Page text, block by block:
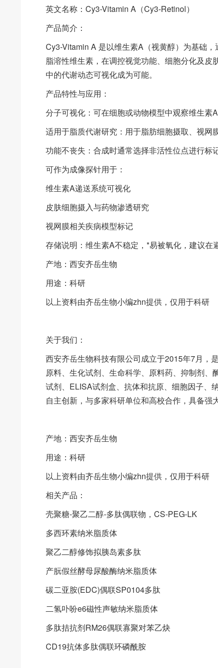
英文名称：Cy3-Vitamin A（Cy3-Retinol）
产品简介：
Cy3-Vitamin A 是以维生素A（视黄醇）为基础
脂溶性维生素，在调控视觉功能、细胞分化及
中的代谢动态可视化成为可能。
产品特性与应用：
分子可视化：可在细胞或动物模型中观察维生素
适用于脂质代谢研究：用于脂肪细胞摄取、视网
功能不丧失：合成时通常选择非活性位点进行标
可作为成像探针用于：
维生素A递送系统可视化
皮肤细胞摄入与药物渗透研究
视网膜相关疾病模型标记
存储说明：维生素A不稳定，*易被氧化，建议在
产地：西安齐岳生物
用途：科研
以上资料由齐岳生物小编zhn提供，仅用于科研
关于我们：
西安齐岳生物科技有限公司成立于2015年7月，
原料、生化试剂、生命科学、原料药、抑制剂
试剂、ELISA试剂盒、抗体和抗原、细胞因子、
自主创新，与多家科研单位和高校合作，具备强
产地：西安齐岳生物
用途：科研
以上资料由齐岳生物小编zhn提供，仅用于科研
相关产品：
壳聚糖-聚乙二醇-多肽偶联物，CS-PEG-LK
多西环素纳米脂质体
聚乙二醇修饰拟胰岛素多肽
产朊假丝酵母尿酸酶纳米脂质体
碳二亚胺(EDC)偶联SP0104多肽
二氢卟吩e6磁性声敏纳米脂质体
多肽拮抗剂RM26偶联寡聚对苯乙炔
CD19抗体多肽偶联环磷酰胺